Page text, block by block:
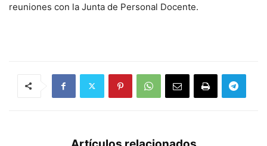
reuniones con la Junta de Personal Docente.